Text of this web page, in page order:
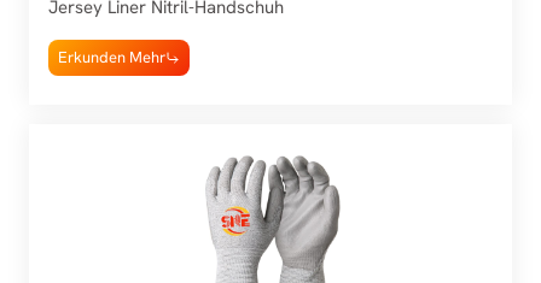
Jersey Liner Nitril-Handschuh
Erkunden Mehr